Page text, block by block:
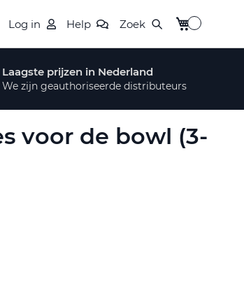
Log in Help Zoek Winkelwagen
Laagste prijzen in Nederland
We zijn geauthoriseerde distributeurs
voor de bowl (3-